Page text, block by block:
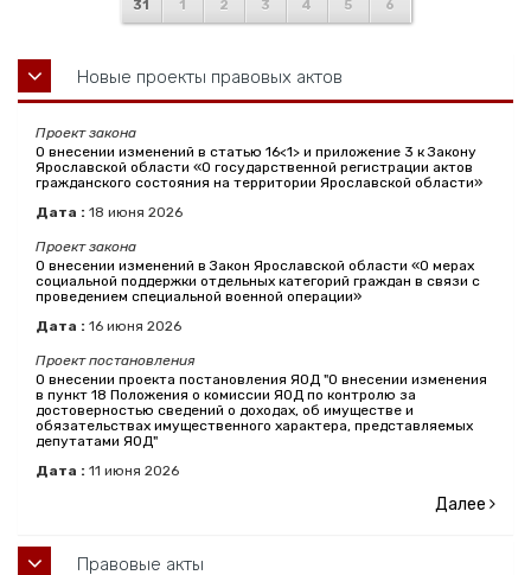
31 1 2 3 4 5 6
Новые проекты правовых актов
Проект закона
О внесении изменений в статью 16<1> и приложение 3 к Закону
Ярославской области «О государственной регистрации актов
гражданского состояния на территории Ярославской области»
Дата : 18 июня 2026
Проект закона
О внесении изменений в Закон Ярославской области «О мерах
социальной поддержки отдельных категорий граждан в связи с
проведением специальной военной операции»
Дата : 16 июня 2026
Проект постановления
О внесении проекта постановления ЯОД "О внесении изменения
в пункт 18 Положения о комиссии ЯОД по контролю за
достоверностью сведений о доходах, об имуществе и
обязательствах имущественного характера, представляемых
депутатами ЯОД"
Дата : 11 июня 2026
Далее
Правовые акты